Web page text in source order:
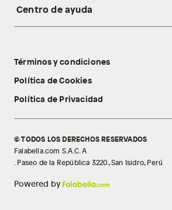
Acerca de nosotros
Tecnología Pillow Walk
Centro de ayuda
Libro de reclamaciones
Términos y condiciones
Política de Cookies
Política de Privacidad
© TODOS LOS DERECHOS RESERVADOS
Falabella.com S.A.C. A
. Paseo de la República 3220, San Isidro, Perú
Powered by